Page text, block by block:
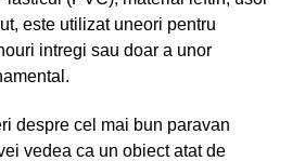
este utilizat uneori pentru
intregi sau doar a unor
despre cel mai bun paravan
vedea ca un obiect atat de